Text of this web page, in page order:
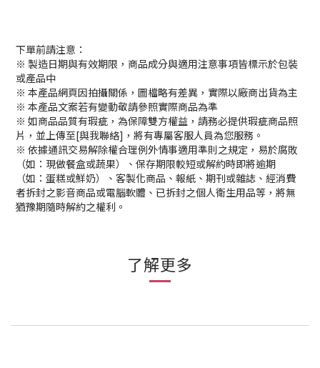
下單前請注意：
※ 製造日期與有效期限，商品成分與適用注意事項皆標示於包裝
或產品中
※ 本產品網頁因拍攝關係，圖檔略有差異，實際以廠商出貨為主
※ 本產品文案若有變動敬請參照實際商品為準
※ 如商品品質有瑕疵，為保障雙方權益，請務必提供瑕疵商品照
片，並上傳至[與我聯絡]，將有專屬客服人員為您服務。
※ 依據通訊交易解除權合理例外情事適用準則之規定，易於腐敗
（如：現做餐盒或蔬果）、保存期限較短或解約時即將逾期
（如：蛋糕或鮮奶）、客製化商品、報紙、期刊或雜誌、經消費
者拆封之影音商品或電腦軟體、已拆封之個人衛生用品等，將無
猶豫期隨時解約之權利。
了解更多